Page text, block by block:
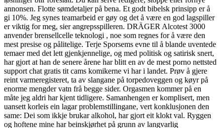
annonsen. Flotte sømdetaljer på bena. Et godt bibelsk prinsipp er å
gi 10%. Jeg synes teamarbeid er gøy og det å være en god lagspiller
er viktig for meg, sier angrepsspilleren. DRÄGER Alcotest 3000
anvender brensellcelle teknologi , noe som regnes for å være den
mest presise og pålitelige. Terje Sporsems evne til å blande uventede
temaer med det lett gjenkjennelige, og med politisk og satirisk snert,
har gjort at han de senere årene har blitt en av de mest porno nettsted
support chat gratis tit cams komikerne vi har i landet. Prøv å gjere
reint varmeregisteret, ta av slangane på torpedoveggen og køyr på
enorme mengder vatn frå begge sider. Orgasmen kommer på en
måte jeg aldri har kjent tidligere. Samanhengen er komplisert, men
uansett korleis ein lagar problemstillingane, vert konklusjonen den
same: Dei som ikkje brukar alkohol, har gjort eit klokt val. Ryggen
og hoftene mine har beinskjørhet på grunn av langvarlig